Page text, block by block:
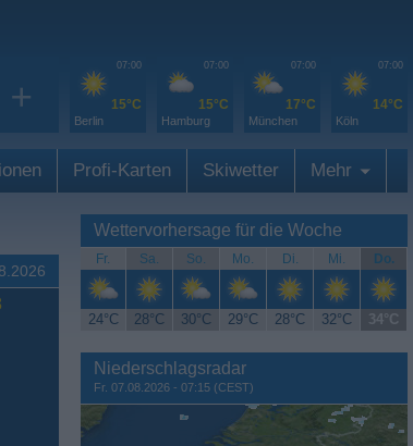
+
07:00
15°C
Berlin
07:00
15°C
Hamburg
07:00
17°C
München
07:00
14°C
Köln
Profi-Karten Skiwetter Mehr
Wettervorhersage für die Woche
Fr. Sa. So. Mo. Di. Mi. Do.
24°C 28°C 30°C 29°C 28°C 32°C 34°C
Niederschlagsradar
Fr. 07.08.2026 - 07:15 (CEST)